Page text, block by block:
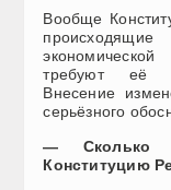
Вообще
требуют её
Внесение
серьёзного
— Сколько
Конституцию